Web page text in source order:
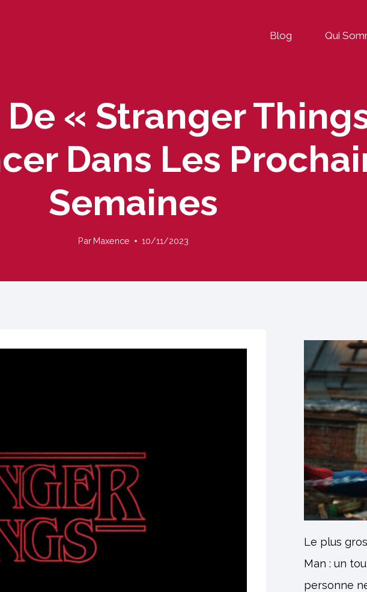
Blog Qui
« Stranger
Dans Les
Semaines
Par Maxence 10/11/2023
Le plus
Man : un
personne